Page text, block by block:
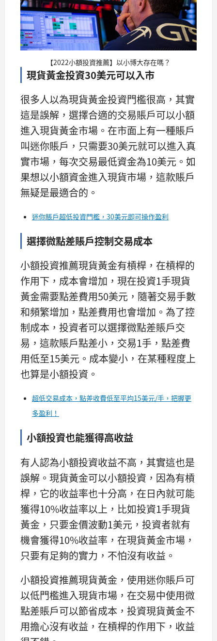
【2022小額投資推薦】以小博大存在嗎？
現貨黃金投資30美元可以入市
很多人以為現貨黃金投資門檻很高，其實
這是誤解，選擇合適的交易賬戶可以小額
進入現貨黃金市場。在市面上有一種賬戶
叫迷你賬戶，只需要30美元就可以進入真
實市場，每次交易最低資金為10美元。如
果想以小額資金進入現貨市場，這款賬戶
無疑是最適合的。
迷你賬戶超低投資門檻，30美元即可操作盈利
選擇微點差賬戶控制交易成本
小額投資推薦現貨黃金有槓桿，在槓桿的
作用下，成本會增加，現在投資1手現貨
黃金需要點差費用50美元，隨著交易手數
和頻繁增加，點差費用也會增加。為了控
制成本，投資者可以選擇微點差賬戶交
易，這款賬戶點差小，交易1手，點差費
用低至15美元。成本變小，在某種程度上
也算是小額投資。
超低交易成本，點差收費低至平均15美元/手，把握更
多盈利！
小額投資也能獲得高收益
有人認為小額投資收益不高，其實這也是
誤解。現貨黃金可以小額投資，因為有槓
桿，它的收益率也十分高，在日內就可能
獲得10%收益率以上，比如投資1手現貨
黃金，只要金價波動1美元，投資者就有
機會獲得10%收益率，在現貨黃金市場，
只要有足夠的實力，不怕沒有收益。
小額投資推薦現貨黃金，使用迷你賬戶可
以低門檻進入現貨市場，在交易中使用微
點差賬戶可以節省成本，投資現貨黃金不
用擔心沒有收益，在槓桿的作用下，收益